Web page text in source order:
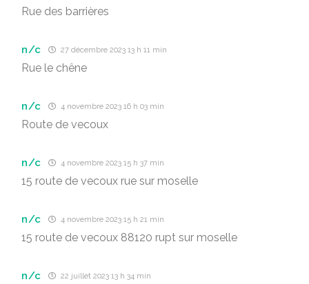
Rue des barrières
n/c 27 décembre 2023 13 h 11 min
Rue le chêne
n/c 4 novembre 2023 16 h 03 min
Route de vecoux
n/c 4 novembre 2023 15 h 37 min
15 route de vecoux rue sur moselle
n/c 4 novembre 2023 15 h 21 min
15 route de vecoux 88120 rupt sur moselle
n/c 22 juillet 2023 13 h 34 min